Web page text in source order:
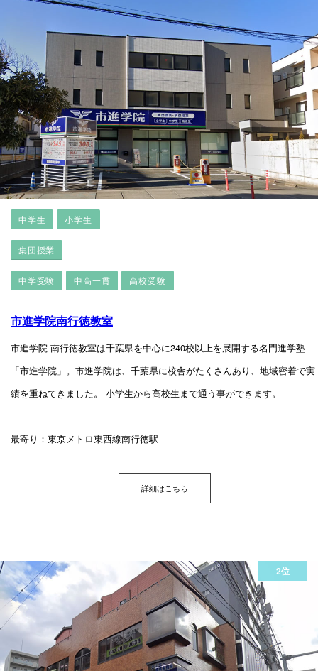
市進学院南行徳教室
市進学院 南行徳教室は千葉県を中心に240校以上を展開する名門進学塾
「市進学院」。市進学院は、千葉県に校舎がたくさんあり、地域密着で実
績を重ねてきました。 小学生から高校生まで通う事ができます。
最寄り：東京メトロ東西線南行徳駅
中学生 小学生
集団授業
中学受験 中高一貫 高校受験
詳細はこちら
2位